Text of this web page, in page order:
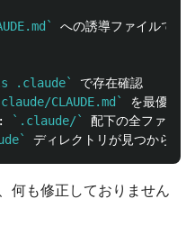
への誘導ファイルです
.claude`
CLAUDE.md`
:
`.claude/`
何も修正しておりません